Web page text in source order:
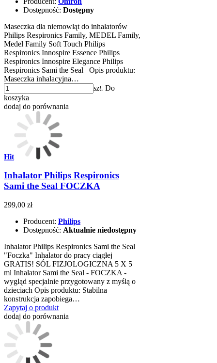
Dostępność: Dostępny
Maseczka dla niemowląt do inhalatorów
Philips Respironics Family, MEDEL Family,
Medel Family Soft Touch Philips
Respironics Innospire Essence Philips
Respironics Innospire Elegance Philips
Respironics Sami the Seal Opis produktu:
Maseczka inhalacyjna…
szt. Do
koszyka
dodaj do porównania
Hit
Inhalator Philips Respironics
Sami the Seal FOCZKA
299,00 zł
Producent: Philips
Dostępność: Aktualnie niedostępny
Inhalator Philips Respironics Sami the Seal
"Foczka" Inhalator do pracy ciągłej
GRATIS! SÓL FIZJOLOGICZNA 5 X 5
ml Inhalator Sami the Seal - FOCZKA -
wygląd specjalnie przygotowany z myślą o
dzieciach Opis produktu: Stabilna
konstrukcja zapobiega…
Zapytaj o produkt
dodaj do porównania